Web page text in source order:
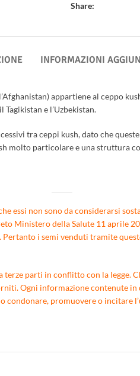
Share:
INFORMAZIONI
appartiene al ceppo
e l’Uzbekistan.
tra ceppi kush, dato che
molto particolare e una struttura
essi non sono da considerarsi
Ministero della Salute 11 aprile
Pertanto i semi venduti tramite
parti in conflitto con la
Ogni informazione contenute
promuovere o incitare